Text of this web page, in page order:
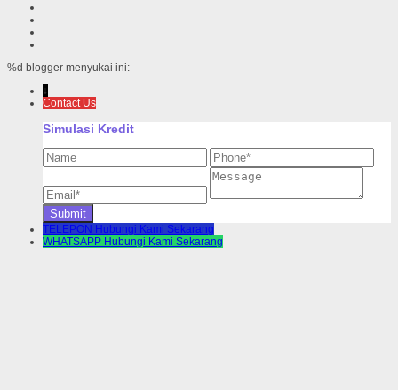
%d blogger menyukai ini:
↓
Contact Us
Simulasi Kredit
TELEPON Hubungi Kami Sekarang
WHATSAPP Hubungi Kami Sekarang